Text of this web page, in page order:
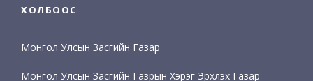
ХОЛБООС
Монгол Улсын Засгийн Газар
Монгол Улсын Засгийн Газрын Хэрэг Эрхлэх Газар